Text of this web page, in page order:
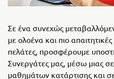
Σε ένα συνεχώς
με ολοένα και πιο
πελάτες, προσφέρουμε
Συνεργάτες μας, μέσω μιας
μαθημάτων κατάρτισης και